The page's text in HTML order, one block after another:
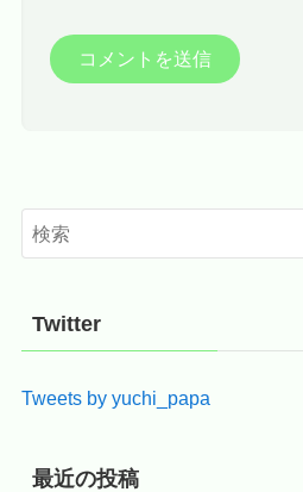
Twitter
Tweets by yuchi_papa
最近の投稿